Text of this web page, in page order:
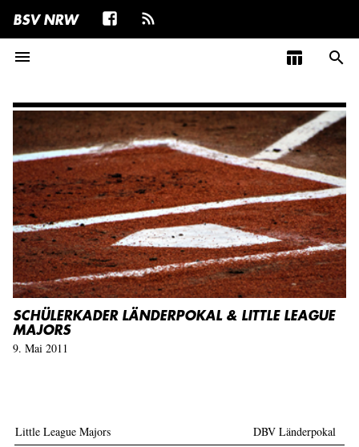
BSV NRW
menu
table_chart search
SCHÜLERKADER LÄNDERPOKAL & LITTLE LEAGUE
MAJORS
9. Mai 2011
Little League Majors
DBV Länderpokal